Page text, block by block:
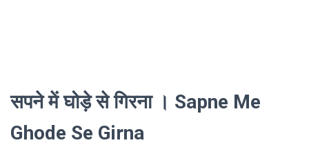
सपने में घोड़े से गिरना । Sapne Me
Ghode Se Girna